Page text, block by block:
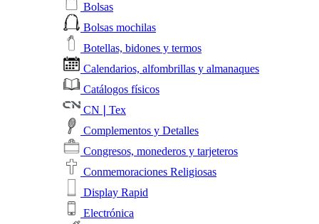
Bolsas
Bolsas mochilas
Botellas, bidones y termos
Calendarios, alfombrillas y almanaques
Catálogos físicos
CN❘Tex
Complementos y Detalles
Congresos, monederos y tarjeteros
Conmemoraciones Religiosas
Display Rapid
Electrónica